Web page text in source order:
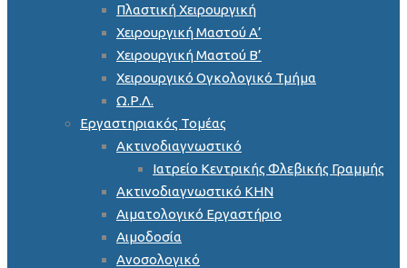
Πλαστική Χειρουργική
Χειρουργική Μαστού Α’
Χειρουργική Μαστού Β’
Χειρουργικό Ογκολογικό Τμήμα
Ω.Ρ.Λ.
Εργαστηριακός Τομέας
Ακτινοδιαγνωστικό
Ιατρείο Κεντρικής Φλεβικής Γραμμής
Ακτινοδιαγνωστικό ΚΗΝ
Αιματολογικό Εργαστήριο
Αιμοδοσία
Ανοσολογικό